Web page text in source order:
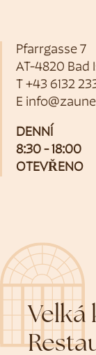
Pfarrgasse 7
AT-4820 Bad
T +43 6132
E
DENNÍ
8:30 - 18:00
OTEVŘENO
Velká